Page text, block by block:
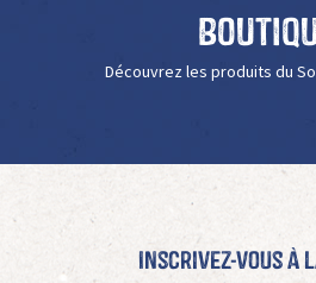
Découvrez les produits du
Inscrivez-vous à